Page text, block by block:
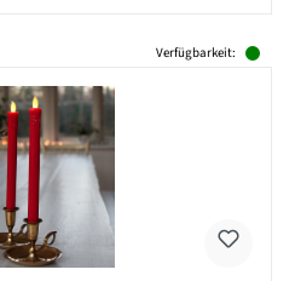
Verfügbarkeit: